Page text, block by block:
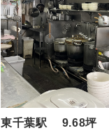
東千葉駅 9.68坪